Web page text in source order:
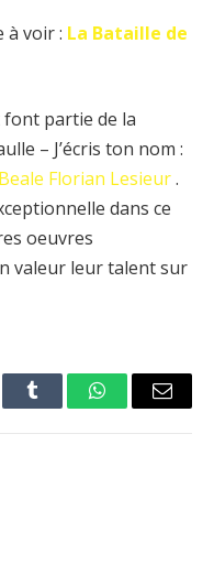
à voir : La Bataille de
font partie de la
– J’écris ton nom :
Florian Lesieur.
dans ce
oeuvres
valeur leur talent sur
Tumblr WhatsAppEmail